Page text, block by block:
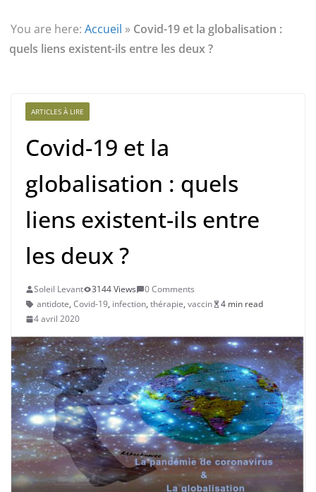
Eveil au civisme (Partie 2) : voie de
l’éveil à la conscience
(4ème partie) : la conscience
You are here: Accueil » Covid-19 et la globalisation :
quels liens existent-ils entre les deux ?
ARTICLES À LIRE
Covid-19 et la
globalisation : quels
liens existent-ils entre
les deux ?
Soleil Levant 3144 Views
0 Comments
antidote, Covid-19, infection, thérapie, vaccin
4 min read
4 avril 2020